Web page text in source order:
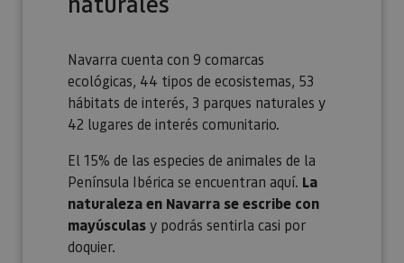
Navarra cuenta con 9 comarcas
ecológicas, 44 tipos de ecosistemas, 53
hábitats de interés, 3 parques naturales y
42 lugares de interés comunitario.
El 15% de las especies de animales de la
Península Ibérica se encuentran aquí. La
naturaleza en Navarra se escribe con
mayúsculasy podrás sentirla casi por
doquier.